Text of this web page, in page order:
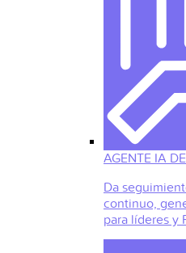
AGENTE IA
Da
continuo,
para líderes y